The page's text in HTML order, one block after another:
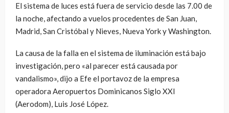
El sistema de luces está fuera de servicio desde las 7.00 de
la noche, afectando a vuelos procedentes de San Juan,
Madrid, San Cristóbal y Nieves, Nueva York y Washington.
La causa de la falla en el sistema de iluminación está bajo
investigación, pero «al parecer está causada por
vandalismo», dijo a Efe el portavoz de la empresa
operadora Aeropuertos Dominicanos Siglo XXI
(Aerodom), Luis José López.